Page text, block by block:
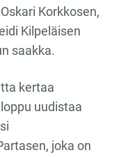
Korkkosen,
Kilpeläisen
saakka.
kertaa
uudistaa
joka on